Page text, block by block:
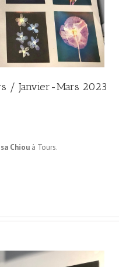
/ Janvier-Mars 2023
Chiou à Tours.